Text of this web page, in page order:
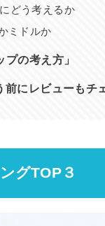
どう考えるか
ミドルか
の考え方」
にレビューもチ
グTOP３